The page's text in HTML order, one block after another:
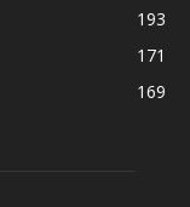
193
171
169